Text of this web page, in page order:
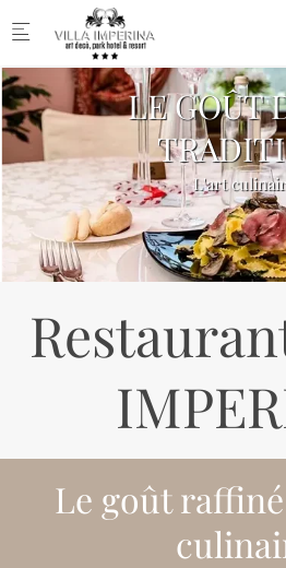
Skip to main content
LE GOÛT
L'art
Le goût